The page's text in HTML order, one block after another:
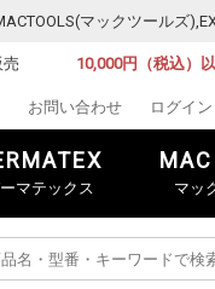
マックツールズ
10,000円（税込）
お問い合わせ ログイン
マテックス マッ